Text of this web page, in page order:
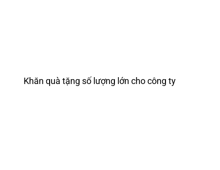
Khăn quà tặng số lượng lớn cho công ty